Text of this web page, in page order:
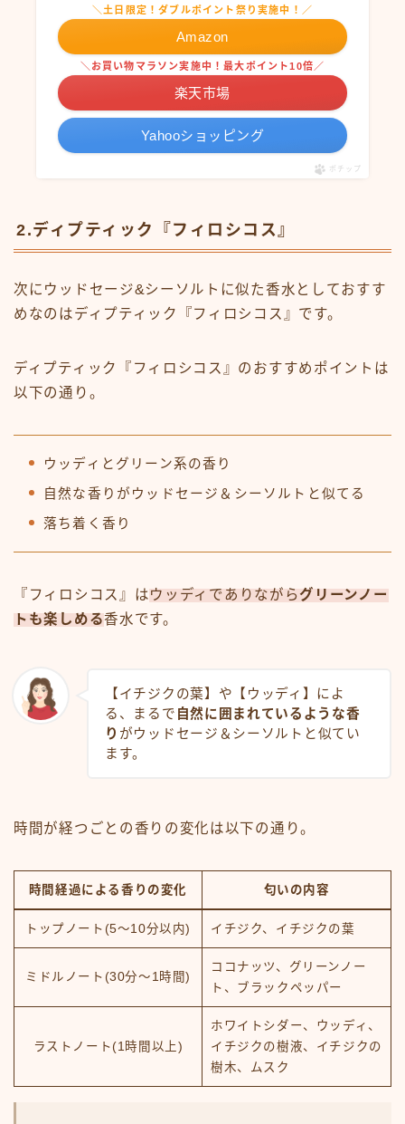
＼土日限定！ダブルポイント祭り実施中！／
Amazon
＼お買い物マラソン実施中！最大ポイント10倍／
楽天市場
Yahooショッピング
ポチップ
2.ディプティック『フィロシコス』
次にウッドセージ&シーソルトに似た香水としておすす
めなのはディプティック『フィロシコス』です。
ディプティック『フィロシコス』のおすすめポイントは
以下の通り。
ウッディとグリーン系の香り
自然な香りがウッドセージ＆シーソルトと似てる
落ち着く香り
『フィロシコス』はウッディでありながらグリーンノー
トも楽しめる香水です。
【イチジクの葉】や【ウッディ】によ
る、まるで 自然に囲まれているような香
り がウッドセージ＆シーソルトと似てい
ます。
時間が経つごとの香りの変化は以下の通り。
時間経過による香りの変化 匂いの内容
トップノート(5～10分以内) イチジク、イチジクの葉
ミドルノート(30分～1時間)
ココナッツ、グリーンノー
ト、ブラックペッパー
ラストノート(1時間以上)
ホワイトシダー、ウッディ、
イチジクの樹液、イチジクの
樹木、ムスク